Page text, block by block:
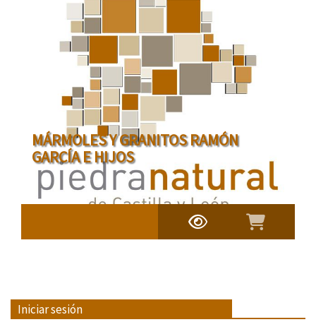
MÁRMOLES Y GRANITOS RAMÓN
GARCÍA E HIJOS
Iniciar sesión